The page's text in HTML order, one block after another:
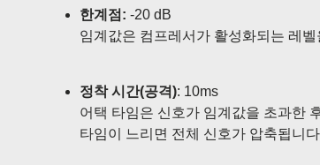
한계점: -20 dB
임계값은 컴프레서가 활성화되는 레
정착 시간(공격): 10ms
어택 타임은 신호가 임계값을 초과한
타임이 느리면 전체 신호가 압축됩니